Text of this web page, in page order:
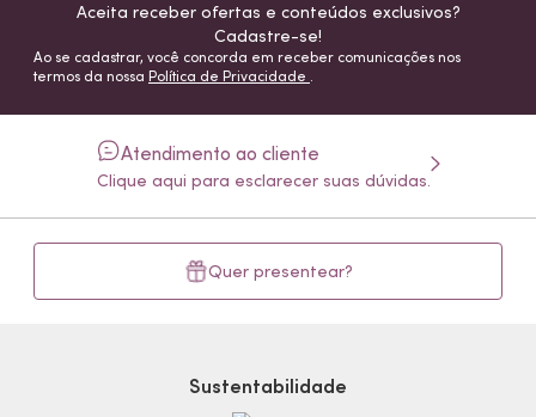
Aceita receber ofertas e conteúdos exclusivos?
Cadastre-se!
Ao se cadastrar, você concorda em receber comunicações nos
termos da nossa Política de Privacidade .
Atendimento ao cliente
Clique aqui para esclarecer suas dúvidas.
Quer presentear?
Sustentabilidade